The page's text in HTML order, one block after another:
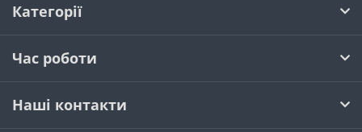
Категорії
Час роботи
Наші контакти